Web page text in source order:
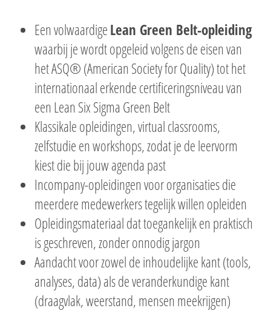
Een volwaardigeLean Green Belt-opleiding
waarbij je wordt opgeleid volgens de eisen van
het ASQ® (American Society for Quality) tot het
internationaal erkende certificeringsniveau van
een Lean Six Sigma Green Belt
Klassikale opleidingen, virtual classrooms,
zelfstudie en workshops, zodat je de leervorm
kiest die bij jouw agenda past
Incompany-opleidingen voor organisaties die
meerdere medewerkers tegelijk willen opleiden
Opleidingsmateriaal dat toegankelijk en praktisch
is geschreven, zonder onnodig jargon
Aandacht voor zowel de inhoudelijke kant (tools,
analyses, data) als de veranderkundige kant
(draagvlak, weerstand, mensen meekrijgen)